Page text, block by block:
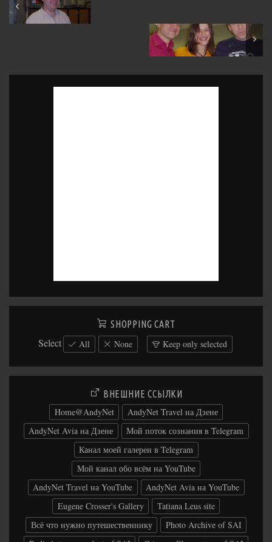
ROL people
Beer Party @ KK12
SHOPPING CART
Select All None Keep only selected
ВНЕШНИЕ ССЫЛКИ
Home@AndyNet
AndyNet Travel на Дзене
AndyNet Avia на Дзене
Мой поток сознания в Telegram
Канал моей галереи в Telegram
Мой канал обо всём на YouTube
AndyNet Travel на YouTube
AndyNet Avia на YouTube
Eugene Crosser's Gallery
Tatiana Leus site
Всё что нужно путешественнику
Photo Archive of SAI